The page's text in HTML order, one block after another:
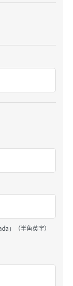
」（半角英字）